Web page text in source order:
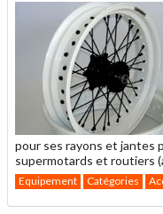
pour ses rayons et jantes
supermotards et routiers
Equipement Catégories